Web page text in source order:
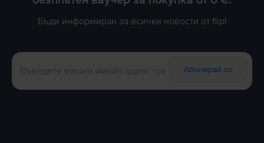
Бъди информиран за всички новости от flip!
Абонирай се